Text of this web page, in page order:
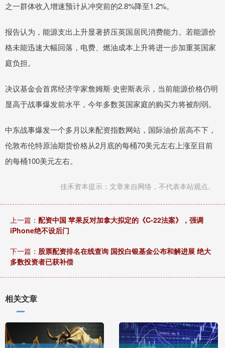
之一群体收入增速预计从冲突前的2.8%降至1.2%。
报告认为，能源支出上升显著挤压英国居民消费能力。若能源价
格未能迅速大幅回落，电费、燃油成本上升将进一步加重英国家
庭负担。
决议基金会首席经济学家詹姆斯·史密斯表示，当前能源价格仍明
显高于战事爆发前水平，今年多数英国家庭的购买力将被削弱。
中东战事爆发一个多月以来配资指数网站，国际油价居高不下，
伦敦布伦特原油期货价格从2月底的每桶70美元左右上涨至目前
的每桶100美元左右。
佳禾资本提示：文章来自网络，不代表本站观点。
上一篇： 配资中国 苹果反对加拿大拟定的《C-22法案》，强调
iPhone绝不设后门
下一篇： 股票配资排名在线查询 国投白银基金公布和解进展 绝大
多数投资者已获补偿
相关文章